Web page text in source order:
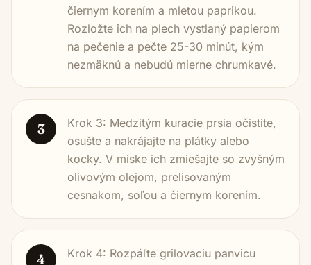
čiernym korením a mletou paprikou.
Rozložte ich na plech vystlaný papierom
na pečenie a pečte 25-30 minút, kým
nezmäknú a nebudú mierne chrumkavé.
3
Krok 3: Medzitým kuracie prsia očistite,
osušte a nakrájajte na plátky alebo
kocky. V miske ich zmiešajte so zvyšným
olivovým olejom, prelisovaným
cesnakom, soľou a čiernym korením.
4
Krok 4: Rozpáľte grilovaciu panvicu